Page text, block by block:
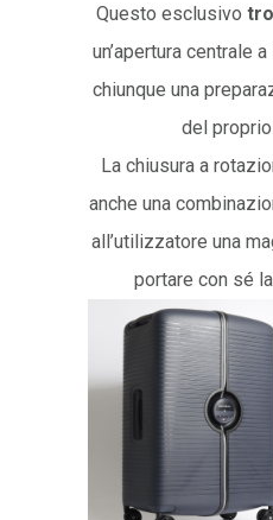
Questo esclusivo
un’apertura centrale
chiunque una
del
La chiusura a
anche una
all’utilizzatore una
portare con sé